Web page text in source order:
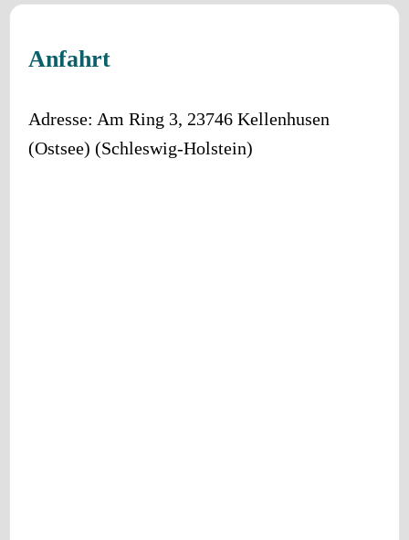
Anfahrt
Adresse: Am Ring 3, 23746 Kellenhusen
(Ostsee) (Schleswig-Holstein)